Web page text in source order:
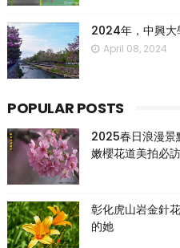
2024年，中興大
April 08, 2024
POPULAR POSTS
2025春日浪漫景
嫩櫻花道美拍必訪
彰化虎山岩金針
的她